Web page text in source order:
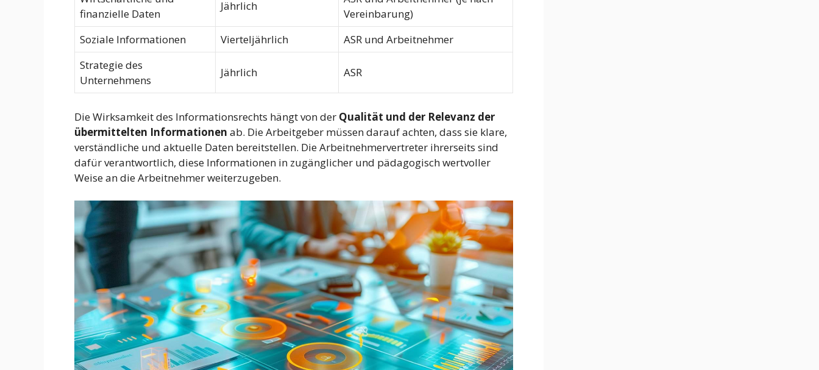
finanzielle Daten
Jährlich
Vereinbarung)
Soziale Informationen
Vierteljährlich
ASR und Arbeitnehmer
Strategie des
Unternehmens
Jährlich ASR
Die Wirksamkeit des Informationsrechts hängt von der Qualität und der Relevanz der
übermittelten Informationen ab. Die Arbeitgeber müssen darauf achten, dass sie klare,
verständliche und aktuelle Daten bereitstellen. Die Arbeitnehmervertreter ihrerseits sind
dafür verantwortlich, diese Informationen in zugänglicher und pädagogisch wertvoller
Weise an die Arbeitnehmer weiterzugeben.